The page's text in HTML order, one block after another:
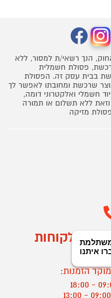
הנך רשאי/ת למסור, ללא
פסולת חשמלית
בבית עסק זה. הפסולת
שרכשת ומחובתו לאפשר לך
חשמלי ואלקטרוני דומה,
ללא תשלום או תמורה
מזיקה
לקוחות
03-
הזמנות:
09:00 -
09:00 - 13:00